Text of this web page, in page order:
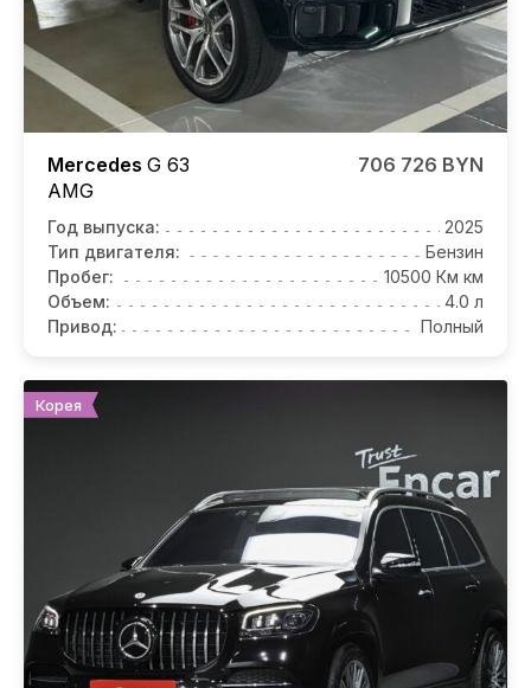
Mercedes G 63
AMG
706 726 BYN
Год выпуска:
2025
Тип двигателя:
Бензин
Пробег:
10500 Км км
Объем:
4.0 л
Привод:
Полный
Корея